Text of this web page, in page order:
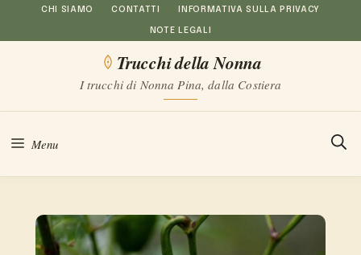
al
CHI SIAMO CONTATTI INFORMATIVA SULLA PRIVACY
NOTE LEGALI
Trucchi della Nonna
I trucchi di Nonna Pina, dalla Costiera
Menu